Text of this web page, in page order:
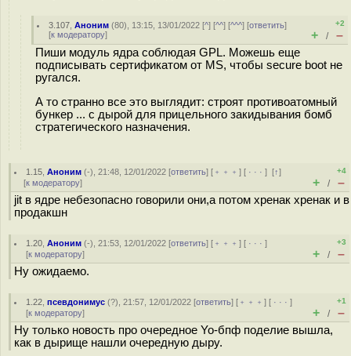
3.107 ,Аноним (80), 13:15, 13/01/2022 [^] [^^] [^^^] [ответить]
[к модератору]
+2
+ / –
Пиши модуль ядра соблюдая GPL. Можешь еще
подписывать сертификатом от MS, чтобы secure boot не
ругался.
А то странно все это выглядит: строят противоатомный
бункер ... с дырой для прицельного закидывания бомб
стратегического назначения.
1.15 ,Аноним (-), 21:48, 12/01/2022 [ответить] [ ﹢﹢﹢] [ · · ·][↑]
[к модератору]
+4
+ / –
jit в ядре небезопасно говорили они,а потом хренак хренак и в
продакшн
1.20 ,Аноним (-), 21:53, 12/01/2022 [ответить] [ ﹢﹢﹢] [ · · ·]
[к модератору]
+3
+ / –
Ну ожидаемо.
1.22 ,псевдонимус (?), 21:57, 12/01/2022 [ответить] [ ﹢﹢﹢] [ · · ·]
[к модератору]
+1
+ / –
Ну только новость про очередное Yo-бпф поделие вышла,
как в дырище нашли очередную дыру.